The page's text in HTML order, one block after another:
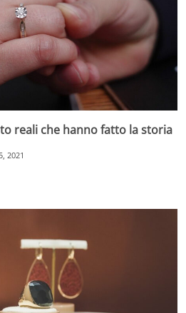
reali che hanno fatto la storia
2021